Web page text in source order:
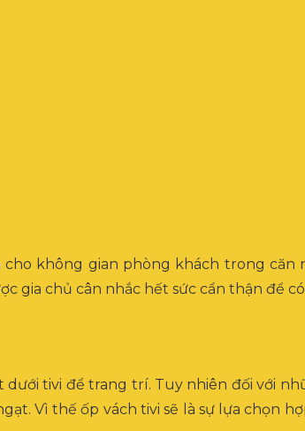
không gian phòng khách trong căn
gia chủ cân nhắc hết sức cẩn thận để
tivi để trang trí. Tuy nhiên đối với
Vì thế ốp vách tivi sẽ là sự lựa chọn